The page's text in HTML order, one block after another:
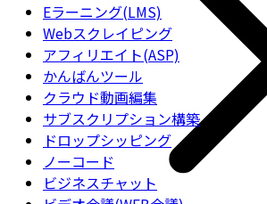
Eラーニング(LMS)
Webスクレイピング
アフィリエイト(ASP)
かんばんツール
クラウド動画編集
サブスクリプション構築
ドロップシッピング
ノーコード
ビジネスチャット